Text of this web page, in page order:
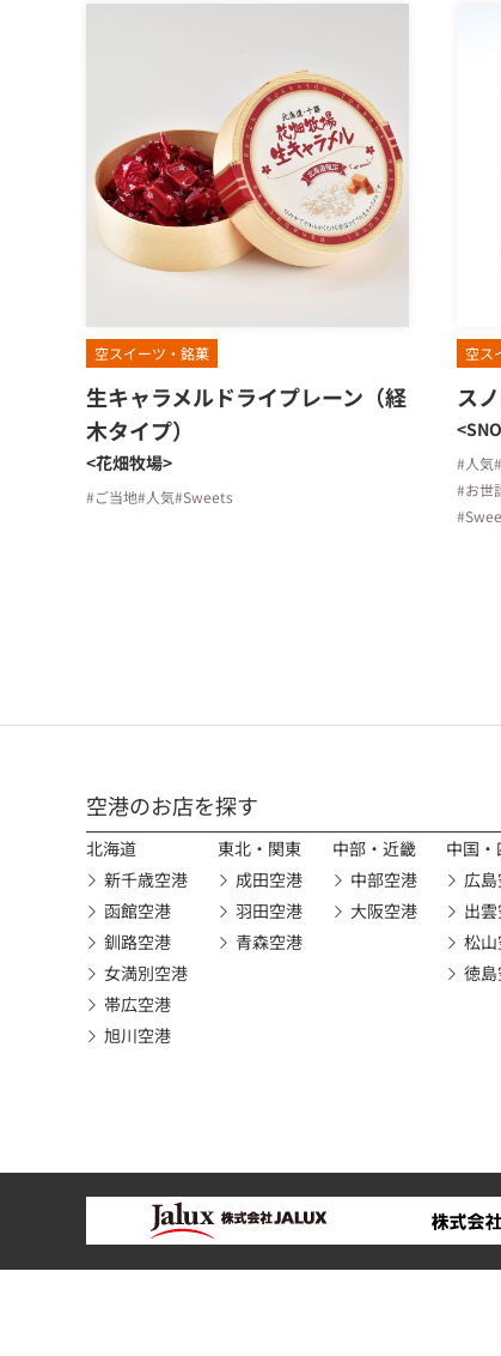
空スイーツ・銘菓
生キャラメルドライプレーン（経
木タイプ）
<花畑牧場>
#ご当地#人気#Sweets
空ス
ス
#人気
#お世
空港のお店を探す
北海道
新千歳空港
函館空港
釧路空港
女満別空港
帯広空港
旭川空港
東北・関東
成田空港
羽田空港
青森空港
中部・近畿
中部空港
大阪空港
中国・
広
出
松
徳